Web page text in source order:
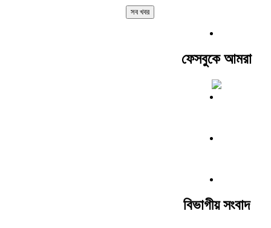
সব খবর
ফেসবুকে আমরা
বিভাগীয় সংবাদ